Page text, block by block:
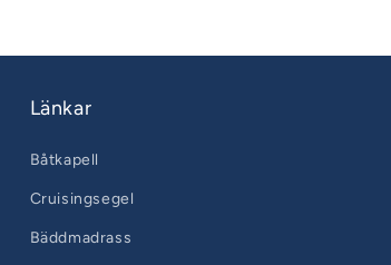
Länkar
Båtkapell
Cruisingsegel
Bäddmadrass